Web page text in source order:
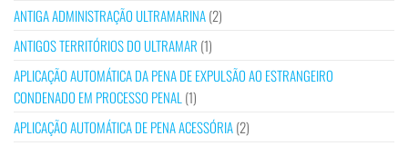
ANTIGA ADMINISTRAÇÃO ULTRAMARINA(2)
ANTIGOS TERRITÓRIOS DO ULTRAMAR (1)
APLICAÇÃO AUTOMÁTICA DA PENA DE EXPULSÃO AO ESTRANGEIRO
CONDENADO EM PROCESSO PENAL (1)
APLICAÇÃO AUTOMÁTICA DE PENA ACESSÓRIA(2)